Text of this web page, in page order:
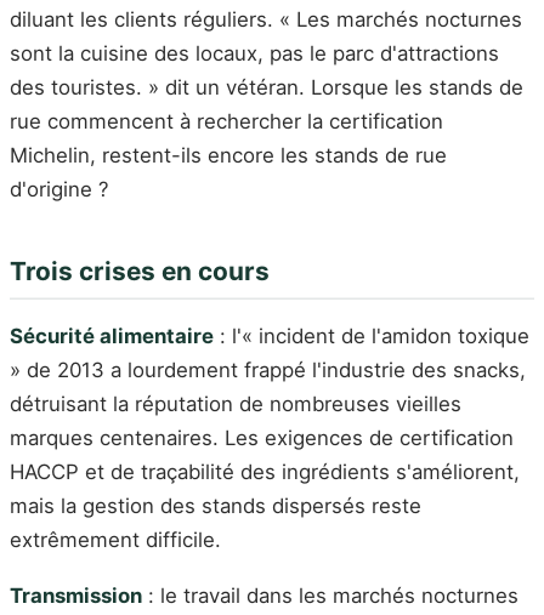
diluant les clients réguliers. « Les marchés nocturnes
sont la cuisine des locaux, pas le parc d'attractions
des touristes. » dit un vétéran. Lorsque les stands de
rue commencent à rechercher la certification
Michelin, restent-ils encore les stands de rue
d'origine ?
Trois crises en cours
Sécurité alimentaire : l'« incident de l'amidon toxique
» de 2013 a lourdement frappé l'industrie des snacks,
détruisant la réputation de nombreuses vieilles
marques centenaires. Les exigences de certification
HACCP et de traçabilité des ingrédients s'améliorent,
mais la gestion des stands dispersés reste
extrêmement difficile.
Transmission : le travail dans les marchés nocturnes